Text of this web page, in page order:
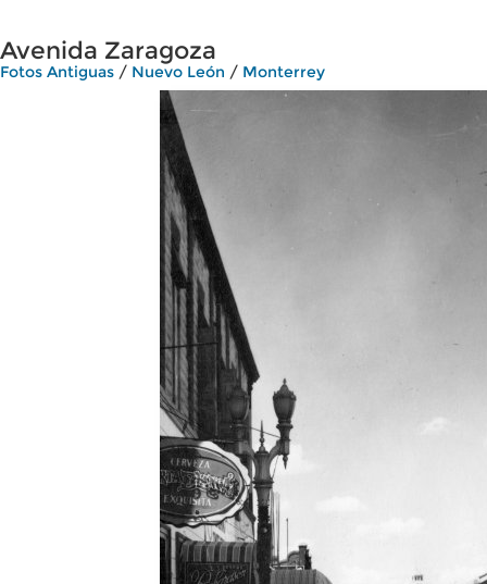
Avenida Zaragoza
Fotos Antiguas / Nuevo León / Monterrey